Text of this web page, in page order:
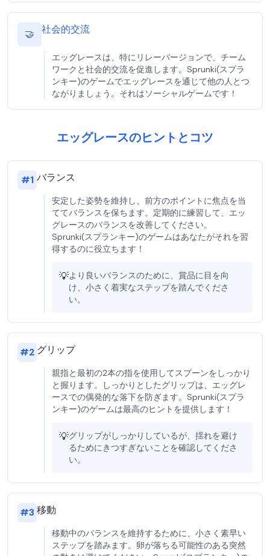
🤝 社会的交流
エッグレースは、特にリレーバージョンで、チーム
ワークと社会的交流を促進します。Sprunki(スプラ
ンキー)のゲームでエッグレースを通じて他の人とつ
ながりましょう。それはソーシャルゲームです！
エッグレースのヒントとコツ
#1 バランス
安定した姿勢を維持し、前方のポイントに焦点を当
ててバランスを保ちます。定期的に練習して、エッ
グレースのバランスを改善してください。
Sprunki(スプランキー)のゲームはあなたがそれを習
得するのに役立ちます！
💡より良いバランスのために、賞品に目を向
け、小さく着実なステップを踏んでくださ
い。
#2 グリップ
親指と最初の2本の指を使用してスプーンをしっかり
と握ります。しっかりとしたグリップは、エッグレ
ースでの偶発的な落下を防ぎます。Sprunki(スプラ
ンキー)のゲームは最高のヒントを提供します！
💡グリップがしっかりしているが、揺れを避け
るためにきつすぎないことを確認してくださ
い。
#3移動
移動中のバランスを維持するために、小さく素早い
ステップを踏みます。卵が落ちる可能性のある突然